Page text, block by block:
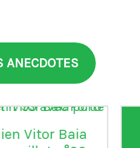
ANECDOTES